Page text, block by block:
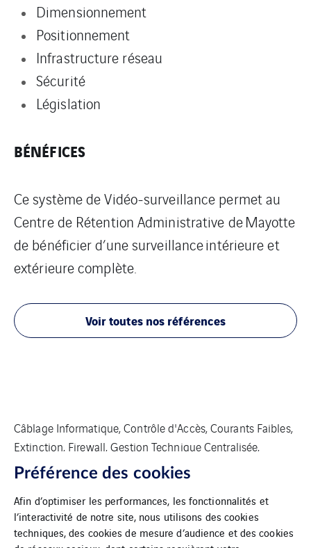
Dimensionnement
Positionnement
Infrastructure réseau
Sécurité
Législation
BÉNÉFICES
Ce système de Vidéo-surveillance permet au
Centre de Rétention Administrative de Mayotte
de bénéficier d’une surveillance intérieure et
extérieure complète.
Voir toutes nos références
Câblage Informatique, Contrôle d'Accès, Courants Faibles,
Extinction, Firewall, Gestion Technique Centralisée,
Intrusion, Réseau, SSI, Vidéo-protection, Vidéo-
surveillance, WiFi
Préférence des cookies
Afin d’optimiser les performances, les fonctionnalités et
l’interactivité de notre site, nous utilisons des cookies
techniques, des cookies de mesure d’audience et des cookies